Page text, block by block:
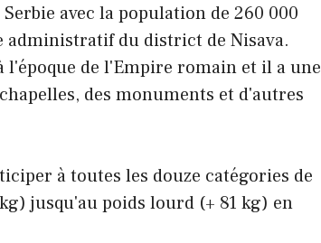
avec la population de 260 000
administratif du district de Nisava.
de l'Empire romain et il a une
des monuments et d'autres
à toutes les douze catégories de
jusqu'au poids lourd (+ 81 kg) en